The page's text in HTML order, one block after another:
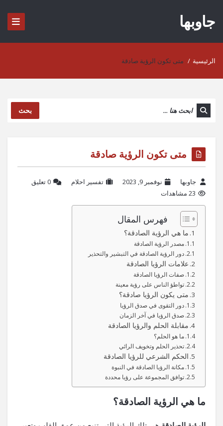
جاوبها
الرئيسية / متى تكون الرؤية صادقة
بحث
متى تكون الرؤية صادقة
جاوبها نوفمبر 9, 2023 تفسير احلام
‫0 تعليق
23 مشاهدات
فهرس المقال
ما هي الرؤية الصادقة؟
مصدر الرؤية الصادقة
دور الرؤية الصادقة في التبشير والتحذير
علامات الرؤيا الصادقة
صفات الرؤيا الصادقة
تواطؤ الناس على رؤية معينة
متى يكون الرؤيا صادقة؟
دور التقوى في صدق الرؤيا
صدق الرؤيا في آخر الزمان
مقابلة الحلم والرؤيا الصادقة
ما هو الحلم؟
تحذير الحلم وتخويف الرائي
الحكم الشرعي للرؤيا الصادقة
مكانة الرؤيا الصادقة في النبوة
توافق المجموعة على رؤيا محددة
ما هي الرؤية الصادقة؟